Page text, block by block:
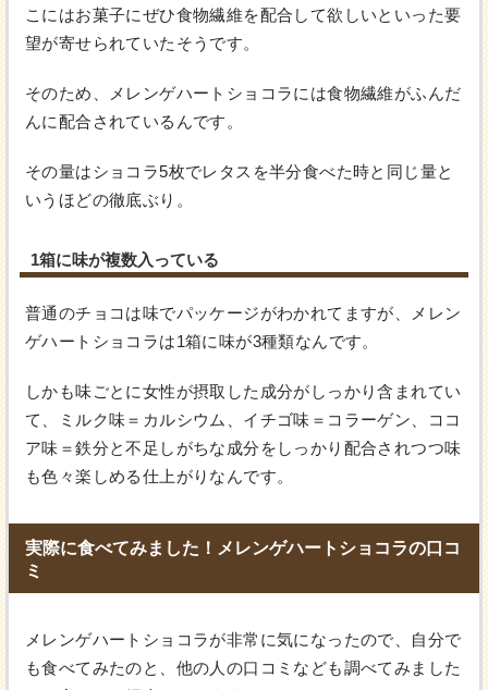
こにはお菓子にぜひ食物繊維を配合して欲しいといった要
望が寄せられていたそうです。
そのため、メレンゲハートショコラには食物繊維がふんだ
んに配合されているんです。
その量はショコラ5枚でレタスを半分食べた時と同じ量と
いうほどの徹底ぶり。
1箱に味が複数入っている
普通のチョコは味でパッケージがわかれてますが、メレン
ゲハートショコラは1箱に味が3種類なんです。
しかも味ごとに女性が摂取した成分がしっかり含まれてい
て、ミルク味＝カルシウム、イチゴ味＝コラーゲン、ココ
ア味＝鉄分と不足しがちな成分をしっかり配合されつつ味
も色々楽しめる仕上がりなんです。
実際に食べてみました！メレンゲハートショコラの口コ
ミ
メレンゲハートショコラが非常に気になったので、自分で
も食べてみたのと、他の人の口コミなども調べてみました